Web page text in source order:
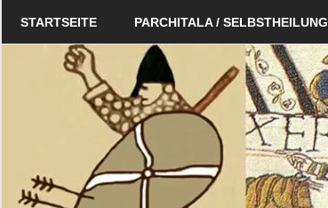
Schildverlag
STARTSEITE PARCHITALA / SELBSTHEILUNG